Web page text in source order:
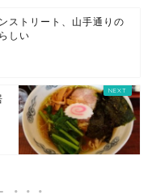
ストリート、山手通りの
しい